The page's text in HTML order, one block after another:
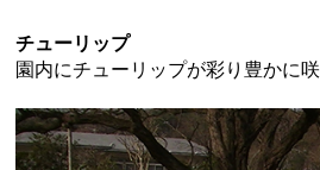
チューリップ
園内にチューリップが彩り豊かに咲